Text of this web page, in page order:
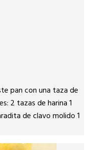
pan con una taza de
2 tazas de harina 1
de clavo molido 1